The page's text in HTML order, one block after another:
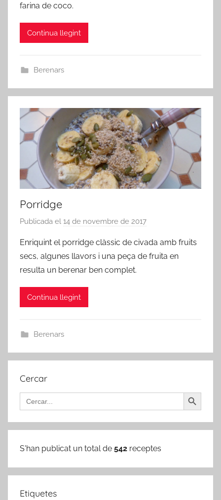
farina de coco.
Continua llegint
Berenars
Porridge
Publicada el 14 de novembre de 2017
r
a
Enriquint el porridge clàssic de civada amb fruits
secs, algunes llavors i una peça de fruita en
resulta un berenar ben complet.
Continua llegint
Berenars
Cercar
Search
for:
Search Button
S'han publicat un total de 542 receptes
Etiquetes